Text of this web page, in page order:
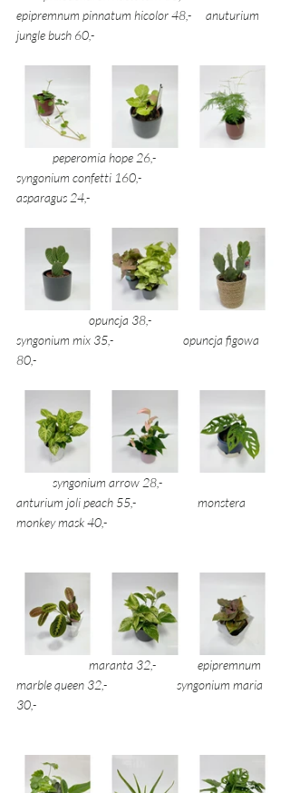
epipremnum pinnatum hicolor 48,-	   anuturium
jungle bush 60,-
syngonium confetti 160,-
asparagus 24,-
syngonium mix 35,-
opuncja figowa
80,-
syngonium arrow 28,-
anturium joli peach 55,- 		monstera
monkey mask 40,-
maranta 32,- 		epipremnum
marble queen 32,- 	                   syngonium maria
30,-